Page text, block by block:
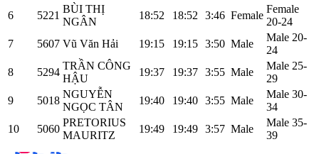
6
5221
BÙI THỊ
NGÂN
18:52 18:52 3:46 Female
Female
20-24
7
5607 Vũ Văn Hải 19:15 19:15 3:50 Male
Male 20-
24
8
5294
TRẦN CÔNG
HẬU
19:37 19:37 3:55 Male
Male 25-
29
9
5018
NGUYỄN
NGỌC TÂN
19:40 19:40 3:55 Male
Male 30-
34
10
5060
PRETORIUS
MAURITZ
19:49 19:49 3:57 Male
Male 35-
39